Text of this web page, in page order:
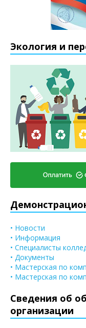
Экология и
• Новости
• Информация
• Специалисты
• Документы
• Мастерская по
• Мастерская по
Сведения об
организации